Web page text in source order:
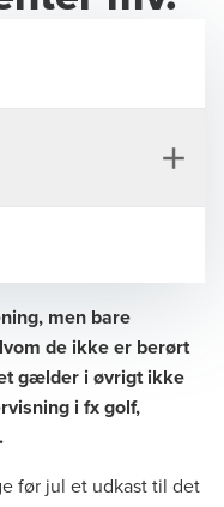
men bare
de ikke er berørt
gælder i øvrigt ikke
i fx golf,
før jul et udkast til det